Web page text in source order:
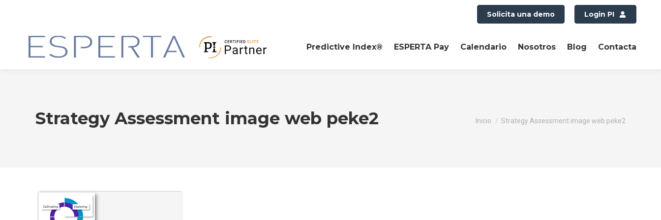
Solicita una demo Login PI
Predictive Index® ESPERTA Pay Calendario Nosotros Blog Contacta
Strategy Assessment image web peke2 Estás aquí:
Inicio Strategy Assessment image web peke2